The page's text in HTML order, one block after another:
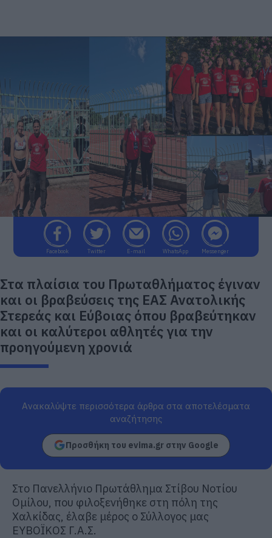
Facebook Twitter E-mail WhatsApp Messenger
Στα πλαίσια του Πρωταθλήματος έγιναν
και οι βραβεύσεις της ΕΑΣ Ανατολικής
Στερεάς και Εύβοιας όπου βραβεύτηκαν
και οι καλύτεροι αθλητές για την
προηγούμενη χρονιά
Ανακαλύψτε περισσότερα άρθρα στα αποτελέσματα
αναζήτησης
Προσθήκη του evima.gr στην Google
Στο Πανελλήνιο Πρωτάθλημα Στίβου Νοτίου
Ομίλου, που φιλοξενήθηκε στη πόλη της
Χαλκίδας, έλαβε μέρος ο Σύλλογος μας
ΕΥΒΟΪΚΟΣ Γ.Α.Σ.